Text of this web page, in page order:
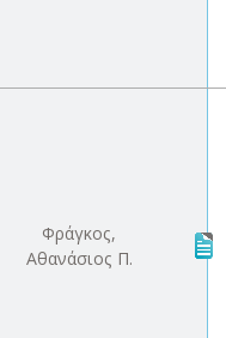
Φράγκος,
Αθανάσιος Π.